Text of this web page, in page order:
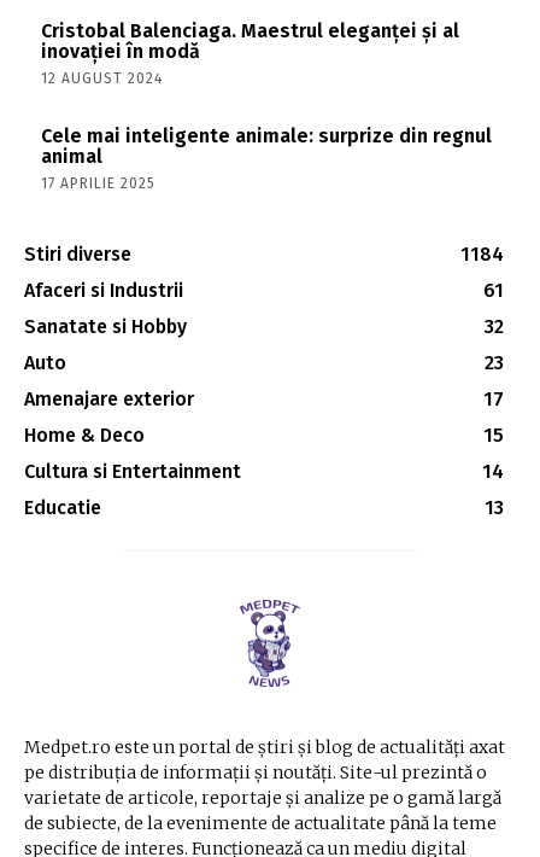
Cristobal Balenciaga. Maestrul eleganței și al
inovației în modă
12 AUGUST 2024
Cele mai inteligente animale: surprize din regnul
animal
17 APRILIE 2025
Stiri diverse
1184
Afaceri si Industrii
61
Sanatate si Hobby
32
Auto
23
Amenajare exterior
17
Home & Deco
15
Cultura si Entertainment
14
Educatie
13
Medpet.ro este un portal de știri și blog de actualități axat
pe distribuția de informații și noutăți. Site-ul prezintă o
varietate de articole, reportaje și analize pe o gamă largă
de subiecte, de la evenimente de actualitate până la teme
specifice de interes. Funcționează ca un mediu digital